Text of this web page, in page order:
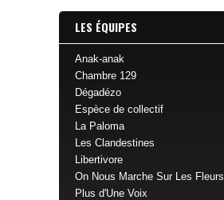
LES ÉQUIPES
Anak-anak
Chambre 129
Dégadézo
Espèce de collectif
La Paloma
Les Clandestines
Libertivore
On Nous Marche Sur Les Fleurs
Plus d'Une Voix